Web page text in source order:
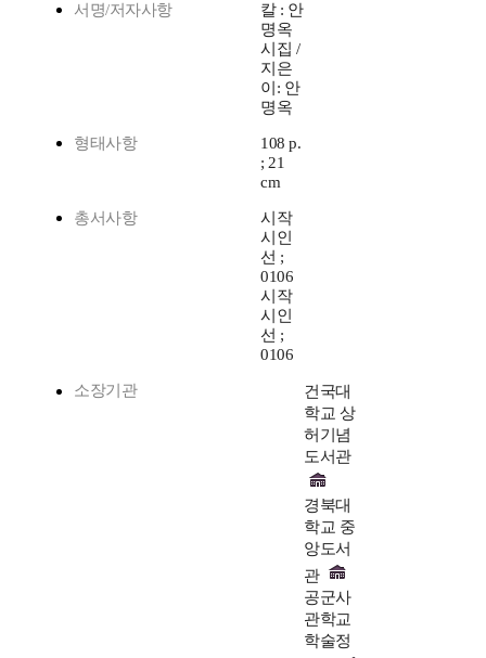
서명/저자사항
칼 : 안
명옥
시집 /
지은
이: 안
명옥
형태사항
108 p.
; 21
cm
총서사항
시작
시인
선 ;
0106
시작
시인
선 ;
0106
소장기관
건국대
학교 상
허기념
도서관
경북대
학교 중
앙도서
관
공군사
관학교
학술정